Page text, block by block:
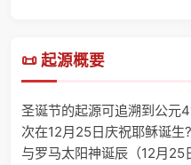
📜 起源概要
圣诞节的起源可追溯到公元
次在12月25日庆祝耶稣诞生
与罗马太阳神诞辰（12月